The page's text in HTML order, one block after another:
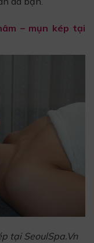
– mụn kép tại
tại SeoulSpa.Vn